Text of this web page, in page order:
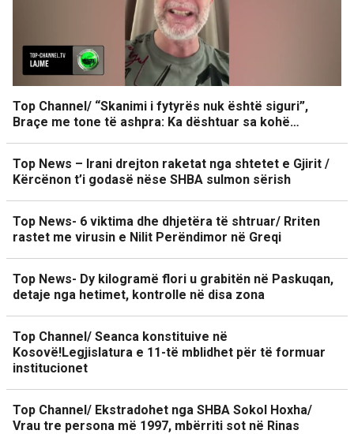
Top Channel/ “Skanimi i fytyrës nuk është siguri”,
Braçe me tone të ashpra: Ka dështuar sa kohë…
Top News – Irani drejton raketat nga shtetet e Gjirit /
Kërcënon t’i godasë nëse SHBA sulmon sërish
Top News- 6 viktima dhe dhjetëra të shtruar/ Rriten
rastet me virusin e Nilit Perëndimor në Greqi
Top News- Dy kilogramë flori u grabitën në Paskuqan,
detaje nga hetimet, kontrolle në disa zona
Top Channel/ Seanca konstituive në
Kosovë!Legjislatura e 11-të mblidhet për të formuar
institucionet
Top Channel/ Ekstradohet nga SHBA Sokol Hoxha/
Vrau tre persona më 1997, mbërriti sot në Rinas